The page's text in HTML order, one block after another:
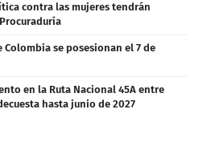
contra las mujeres tendrán
se posesionan el 7 de
en la Ruta Nacional 45A entre
hasta junio de 2027